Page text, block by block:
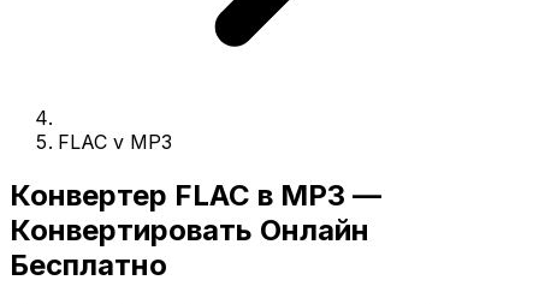
FLAC v MP3
Конвертер FLAC в MP3 —
Конвертировать Онлайн
Бесплатно